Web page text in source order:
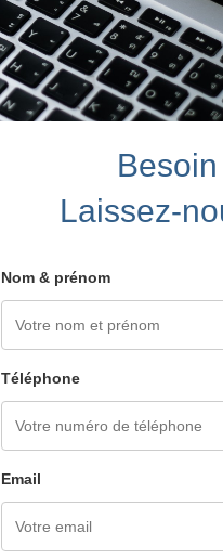
Laissez-
Nom & prénom
Téléphone
Email